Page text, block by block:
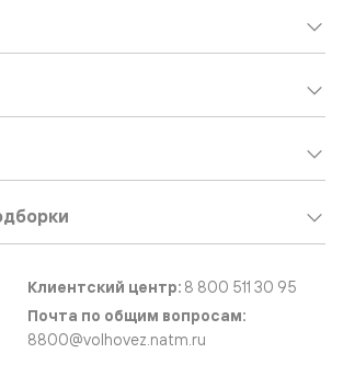
Клиентский центр: 8 800 511 30 95
Почта по общим вопросам:
8800@volhovez.natm.ru